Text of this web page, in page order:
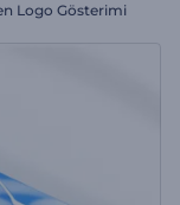
Logo Gösterimi